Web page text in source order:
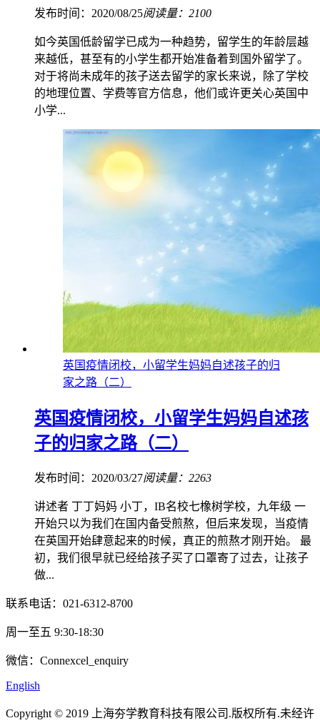
发布时间：2020/08/25阅读量：2100
如今英国低龄留学已成为一种趋势，留学生的年龄层越
来越低，甚至有的小学生都开始准备着到国外留学了。
对于将尚未成年的孩子送去留学的家长来说，除了学校
的地理位置、学费等官方信息，他们或许更关心英国中
小学...
英国疫情闭校，小留学生妈妈自述孩子的归
家之路（二）
英国疫情闭校，小留学生妈妈自述孩
子的归家之路（二）
发布时间：2020/03/27阅读量：2263
讲述者 丁丁妈妈 小丁，IB名校七橡树学校，九年级 一
开始只以为我们在国内备受煎熬，但后来发现，当疫情
在英国开始肆意起来的时候，真正的煎熬才刚开始。 最
初，我们很早就已经给孩子买了口罩寄了过去，让孩子
做...
联系电话：021-6312-8700
周一至五 9:30-18:30
微信：Connexcel_enquiry
English
Copyright © 2019 上海夯学教育科技有限公司.版权所有.未经许